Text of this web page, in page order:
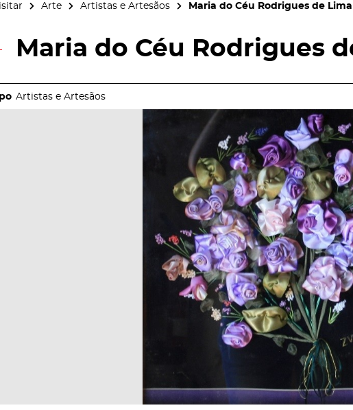
Arte Artistas e Artesãos Maria do Céu Rodrigues de
Maria do Céu Rodrigues
Artistas e Artesãos